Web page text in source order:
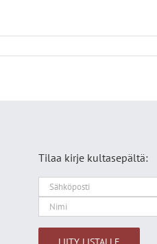
Tilaa kirje kultasepältä: